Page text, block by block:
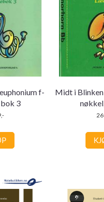
f-
3
Midt i